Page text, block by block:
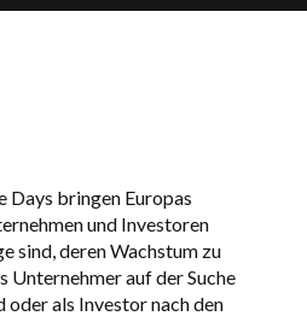
BUCHEN
BUCHEN
Days bringen Europas
und Investoren
sind, deren Wachstum zu
Unternehmer auf der Suche
oder als Investor nach den